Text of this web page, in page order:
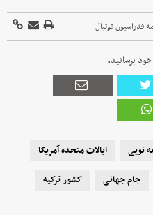
فدراسیون فوتبال
برسانید.
نویی
ایالات متحده آمریکا
جام جهانی کشور ترکیه